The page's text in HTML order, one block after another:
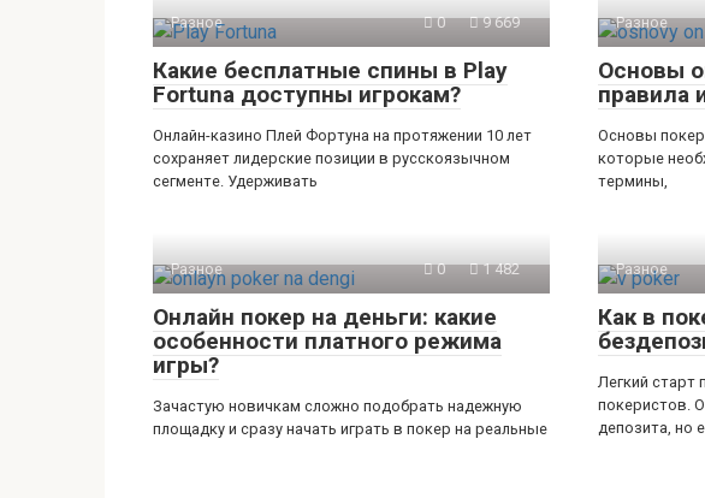
Разное 0 9 669
Какие бесплатные спины в Play
Fortuna доступны игрокам?
Онлайн-казино Плей Фортуна на протяжении 10 лет
сохраняет лидерские позиции в русскоязычном
сегменте. Удерживать
Разное
Основы
правила
Основы
которые
термины,
Разное 0 1 482
Онлайн покер на деньги: какие
особенности платного режима
игры?
Зачастую новичкам сложно подобрать надежную
площадку и сразу начать играть в покер на реальные
Разное
Как в
Легкий старт
покеристов.
депозита, но